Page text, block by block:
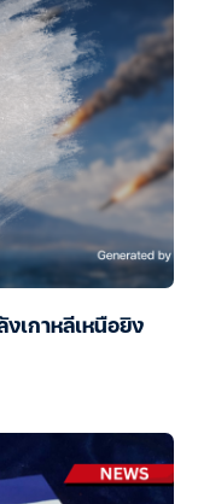
งเกาหลีเหนือยิง